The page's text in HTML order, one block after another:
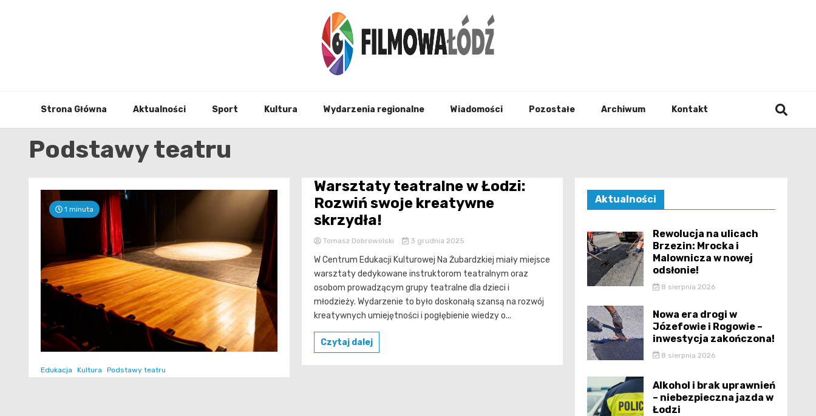
Strona Główna Aktualności Sport Kultura Wydarzenia regionalne Wiadomości Pozostałe Archiwum Kontakt
Podstawy teatru
1 minuta
Edukacja Kultura Podstawy teatru
Warsztaty teatralne w Łodzi:
Rozwiń swoje kreatywne
skrzydła!
Tomasz Dobrowolski 3 grudnia 2025
W Centrum Edukacji Kulturowej Na Żubardzkiej miały miejsce
warsztaty dedykowane instruktorom teatralnym oraz
osobom prowadzącym grupy teatralne dla dzieci i
młodzieży. Wydarzenie to było doskonałą szansą na rozwój
kreatywnych umiejętności i pogłębienie wiedzy o...
Czytaj dalej
Aktualności
Rewolucja na ulicach
Brzezin: Mrocka i
Malownicza w nowej
odsłonie!
8 sierpnia 2026
Nowa era drogi w
Józefowie i Rogowie –
inwestycja zakończona!
8 sierpnia 2026
Alkohol i brak uprawnień
– niebezpieczna jazda w
Łodzi